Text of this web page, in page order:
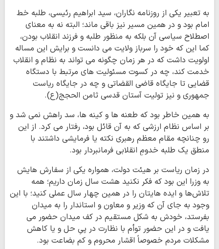
به تعبیر یکی از روزنامه نگاران، سید ابراهیم رئیسی، طلبه خط
امام بود و در همین مسیر نیز باقی ماند؛ البته نه به معنای
اصطلاح سیاسی آن بلکه به منظور طلبه و فرزند انقلاب بودن،
کما این که خود را سرباز ولایت می دانست و برایش این مساله
اولویت داشت که در هر زمان چگونه می تواند به نظام و انقلاب
خدمت کند، چه در کسوت مسئولیت های مرتبط با دستگاه
قضایی تا جایگاه قاضی القضاتی و چه در جایگاه ریاست
جمهوری و نیز تولیت آستان قدسی ثامن الحجج(ع).
به همین خاطر بود که طعنه ها و کینه ها، سد راهش نمی شد و
بر اساس نظام ارزشی که به آن قائل بود، رفتار می کرد. از این
رو چنانچه مقام معظم رهبری نکته یا فرمایشی داشتند با
منطق یک طلبه خدومِ انقلابی فرمانبردار بود.
در زمان ریاست بر هیئت دولت، همواره یکی از سفارش هایش
به وزرا این بود که فکر نکنید هشت سال زمان داریم؛ همه
تلاش‌ها و ایده هایتان را در همین چهار سال عملی کنید؛ با این
وجود به جای آن که وزیر و معاون و استاندار را به میدان
بفرستد، خودش به شکل مستقیم در کف میدان حضور می
یافت و در این حضور توأم با نظارت در پیِ حل و یا کاهش
مشکلات مردم خصوصاً اقشار محروم و کم بضاعت بود.